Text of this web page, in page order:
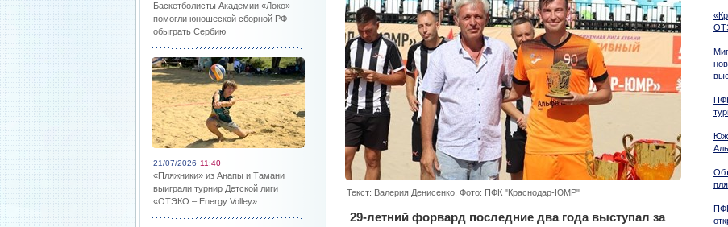
Баскетболисты Академии «Локо»
помогли юношеской сборной РФ
обыграть Сербию
21/07/2026 11:40
«Пляжники» из Анапы и Тамани
выиграли турнир Детской лиги
«ОТЭКО – Energy Volley»
Текст: Валерия Денисенко. Фото: ПФК "Краснодар-ЮМР"
29-летний форвард последние два года выступал за